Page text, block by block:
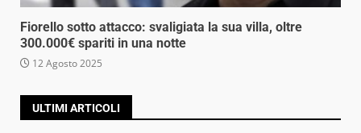
Fiorello sotto attacco: svaligiata la sua villa, oltre
300.000€ spariti in una notte
12 Agosto 2025
ULTIMI ARTICOLI